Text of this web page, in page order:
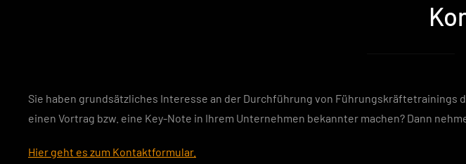
Sie haben grundsätzliches Interesse an der Durchführung von
einen Vortrag bzw. eine Key-Note in Ihrem Unternehmen bekannter machen? Dann
Hier geht es zum Kontaktformular.